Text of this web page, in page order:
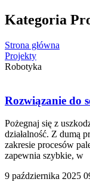
Kategoria
Strona główna
Projekty
Robotyka
Rozwiązanie do
Pożegnaj się z
działalność. Z dumą
zakresie procesów
zapewnia szybkie, w
9 października 2025